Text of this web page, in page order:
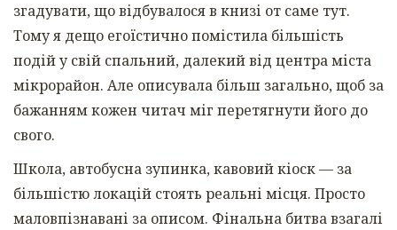
згадувати, що відбувалося в книзі от саме тут.
Тому я дещо егоїстично помістила більшість
подій у свій спальний, далекий від центра міста
мікрорайон. Але описувала більш загально, щоб за
бажанням кожен читач міг перетягнути його до
свого.
Школа, автобусна зупинка, кавовий кіоск — за
більшістю локацій стоять реальні місця. Просто
маловпізнавані за описом. Фінальна битва взагалі